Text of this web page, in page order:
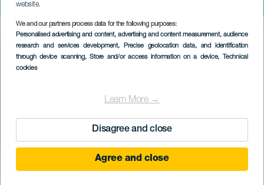
website.
We and our partners process data for the following purposes:
Personalised advertising and content, advertising and content measurement, audience
research and services development, Precise geolocation data, and identification
through device scanning, Store and/or access information on a device, Technical
cookies
Learn More →
Disagree and close
Agree and close
Colisão
Imagen
Listado